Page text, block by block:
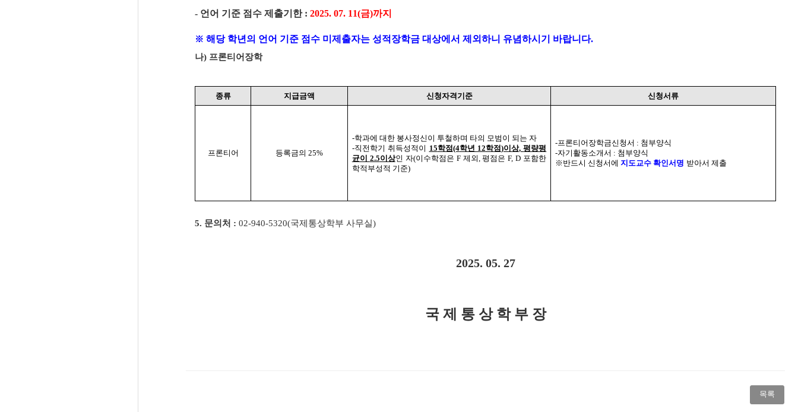
- 언어 기준 점수 제출기한 : 2025. 07. 11(금)까지
※ 해당 학년의 언어 기준 점수 미제출자는 성적장학금 대상에서 제외하니 유념하시기 바랍니다.
나) 프론티어장학
종류 지급금액 신청자격기준 신청서류
프론티어 등록금의 25%
-학과에 대한 봉사정신이 투철하며 타의 모범이 되는 자
-직전학기 취득성적이 15학점 (4학년 12학점 )이상,평량평
균이 2.5이상인 자(이수학점은 F 제외 ,평점은F, D 포함한
학적부성적 기준)
-프론티어장학금신청서 : 첨부양식
-자기활동소개서 : 첨부양식
※ 반드시 신청서에 지도교수 확인서명 받아서 제출
5. 문의처 : 02-940-5320(국제통상학부 사무실)
2025. 05. 27
국 제 통 상 학 부 장
목록